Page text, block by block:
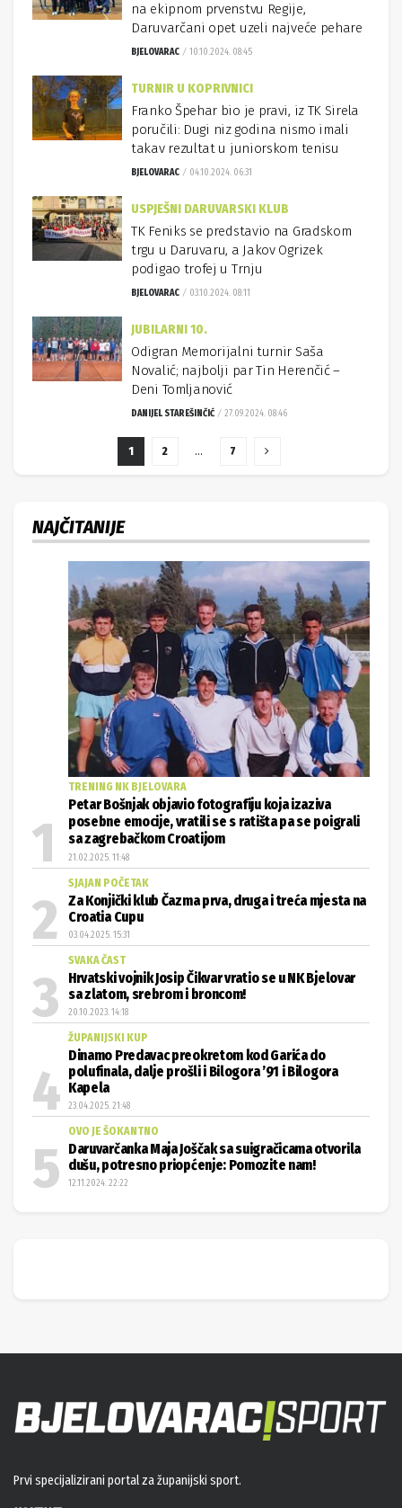
na ekipnom prvenstvu Regije,
Daruvarčani opet uzeli najveće pehare
BJELOVARAC 10.10.2024. 08:45
TURNIR U KOPRIVNICI
Franko Špehar bio je pravi, iz TK Sirela
poručili: Dugi niz godina nismo imali
takav rezultat u juniorskom tenisu
BJELOVARAC 04.10.2024. 06:31
USPJEŠNI DARUVARSKI KLUB
TK Feniks se predstavio na Gradskom
trgu u Daruvaru, a Jakov Ogrizek
podigao trofej u Trnju
BJELOVARAC 03.10.2024. 08:11
JUBILARNI 10.
Odigran Memorijalni turnir Saša
Novalić; najbolji par Tin Herenčić –
Deni Tomljanović
DANIJEL STAREŠINČIĆ 27.09.2024. 08:46
1 2 … 7
NAJČITANIJE
TRENING NK BJELOVARA
Petar Bošnjak objavio fotografiju koja izaziva
posebne emocije, vratili se s ratišta pa se poigrali
sa zagrebačkom Croatijom
21.02.2025. 11:48
SJAJAN POČETAK
Za Konjički klub Čazma prva, druga i treća mjesta na
Croatia Cupu
03.04.2025. 15:31
SVAKA ČAST
Hrvatski vojnik Josip Čikvar vratio se u NK Bjelovar
sa zlatom, srebrom i broncom!
20.10.2023. 14:18
ŽUPANIJSKI KUP
Dinamo Predavac preokretom kod Garića do
polufinala, dalje prošli i Bilogora ’91 i Bilogora
Kapela
23.04.2025. 21:48
OVO JE ŠOKANTNO
Daruvarčanka Maja Joščak sa suigračicama otvorila
dušu, potresno priopćenje: Pomozite nam!
12.11.2024. 22:22
Prvi specijalizirani portal za županijski sport.